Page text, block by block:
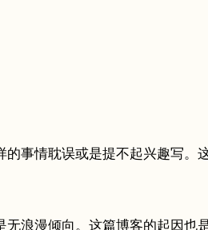
事情耽误或是提不起兴趣写。
浪漫倾向。这篇博客的起因